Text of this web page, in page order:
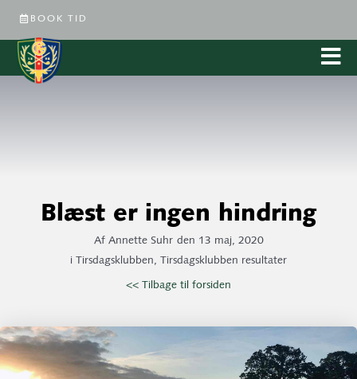
BOOK TID
Blæst er ingen hindring
AfAnnette Suhr den 13 maj, 2020
i Tirsdagsklubben, Tirsdagsklubben resultater
<< Tilbage til forsiden